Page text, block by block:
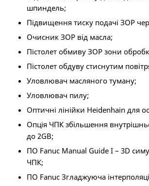
шпиндель;
Підвищення тиску подачі ЗОР
Очисник ЗОР від масла;
Пістолет обмиву ЗОР зони
Пістолет обдуву стиснутим
Уловлювач масляного туману;
Уловлювач пилу;
Оптичні лінійки Heidenhain для
Опція ЧПК збільшення
до 2GB;
ПО Fanuc Manual Guide I – 3D
ЧПК;
ПО Fanuc Згладжуюча